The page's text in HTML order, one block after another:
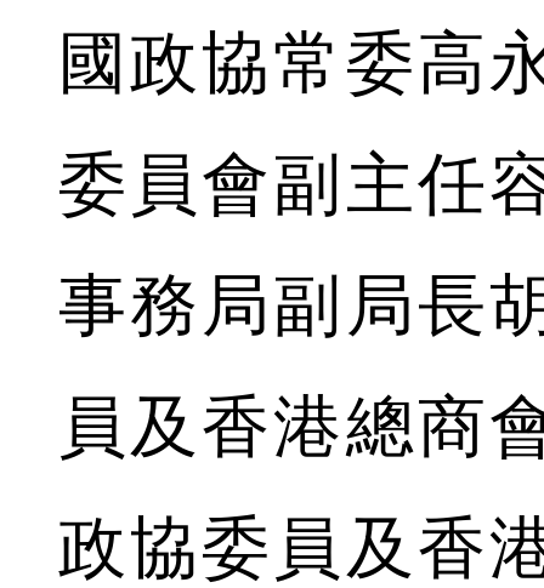
國政協常委高
委員會副主任
事務局副局長
員及香港總商
政協委員及香